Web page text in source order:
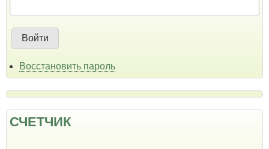
Восстановить пароль
СЧЕТЧИК